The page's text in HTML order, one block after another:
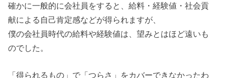
確かに一般的に会社員をすると、給料・経験値・社会貢
献による自己肯定感などが得られますが、
僕の会社員時代の給料や経験値は、望みとはほど遠いも
のでした。
「得られるもの」で「つらさ」をカバーできなかったわ